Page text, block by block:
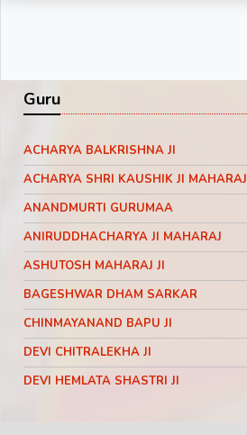
Guru
ACHARYA BALKRISHNA JI
ACHARYA SHRI KAUSHIK JI MAHARAJ
ANANDMURTI GURUMAA
ANIRUDDHACHARYA JI MAHARAJ
ASHUTOSH MAHARAJ JI
BAGESHWAR DHAM SARKAR
CHINMAYANAND BAPU JI
DEVI CHITRALEKHA JI
DEVI HEMLATA SHASTRI JI